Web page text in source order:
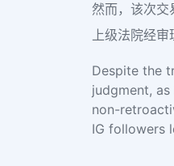
然而，该次
上级法院经审
Despite the
judgment,
non-
IG followers